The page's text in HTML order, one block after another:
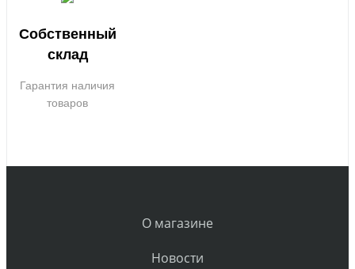
Собственный
склад
Гарантия наличия
товаров
О магазине
Новости